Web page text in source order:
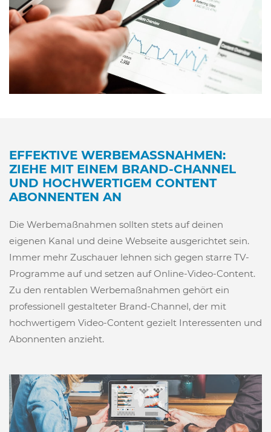
EFFEKTIVE WERBEMASSNAHMEN: Z
IEHE MIT EINEM BRAND-CHANNEL U
ND HOCHWERTIGEM CONTENT A
BONNENTEN AN
Die Werbemaßnahmen sollten stets auf deinen
eigenen Kanal und deine Webseite ausgerichtet sein.
Immer mehr Zuschauer lehnen sich gegen starre TV-
Programme auf und setzen auf Online-Video-Content.
Zu den rentablen Werbemaßnahmen gehört ein
professionell gestalteter Brand-Channel, der mit
hochwertigem Video-Content gezielt Interessenten und
Abonnenten anzieht.